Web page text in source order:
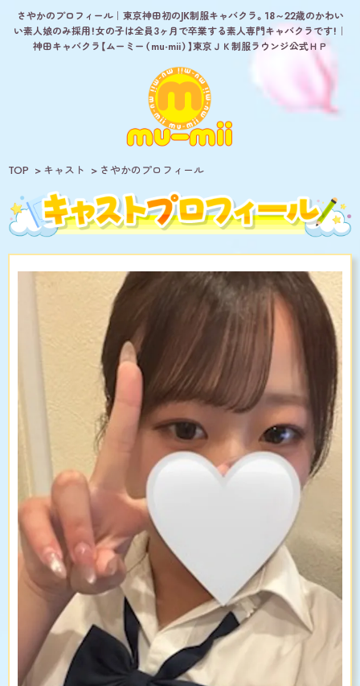
さやかのプロフィール｜東京神田初のJK制服キャバクラ。18～22歳のかわい
い素人娘のみ採用！女の子は全員3ヶ月で卒業する素人専門キャバクラです！｜
神田キャバクラ【ムーミー（mu-mii）】東京ＪＫ制服ラウンジ公式ＨＰ
TOP キャスト さやかのプロフィール